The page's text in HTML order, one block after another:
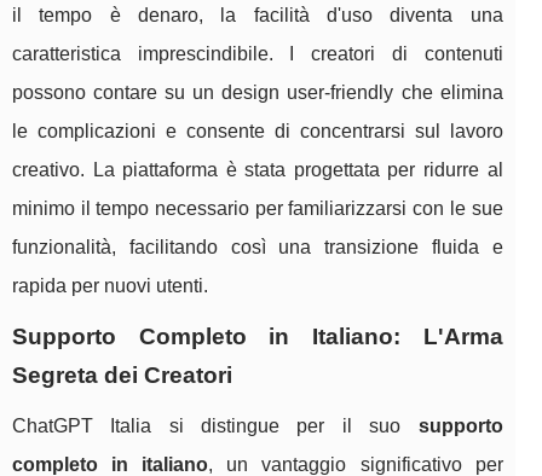
il tempo è denaro, la facilità d'uso diventa una
caratteristica imprescindibile. I creatori di contenuti
possono contare su un design user-friendly che elimina
le complicazioni e consente di concentrarsi sul lavoro
creativo. La piattaforma è stata progettata per ridurre al
minimo il tempo necessario per familiarizzarsi con le sue
funzionalità, facilitando così una transizione fluida e
rapida per nuovi utenti.
Supporto Completo in Italiano: L'Arma
Segreta dei Creatori
ChatGPT Italia si distingue per il suo supporto
completo in italiano, un vantaggio significativo per